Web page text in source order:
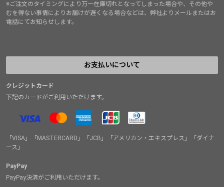
※ご注文のタイミングにより万一在庫切れとなってしまった場合や、その他や
むを得ない事情によりお届けが遅くなる場合などは、弊社よりメールまたはお
電話にてお知らせします。
お支払いについて
クレジットカード
下記のカードがご利用いただけます。
「VISA」「MASTERCARD」「JCB」「アメリカン・エキスプレス」「ダイナ
ース」
PayPay
PayPay決済がご利用いただけます。